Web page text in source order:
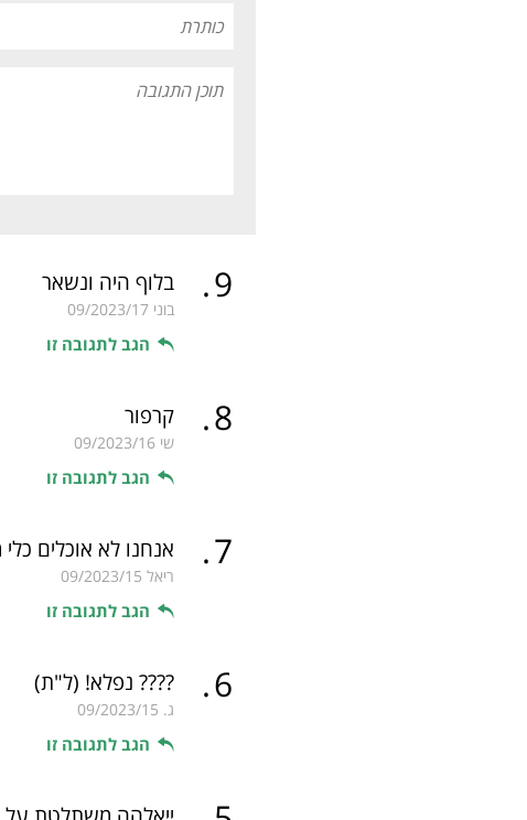
9
. בלוף היה ונשאר
בוני 09/2023/17
הגב לתגובה זו
8
. קרפור
שי 09/2023/16
הגב לתגובה זו
7
. אנחנו לא אוכלים
ריאל 09/2023/15
הגב לתגובה זו
6
. ???? נפלא! (ל"ת)
ג. 09/2023/15
הגב לתגובה זו